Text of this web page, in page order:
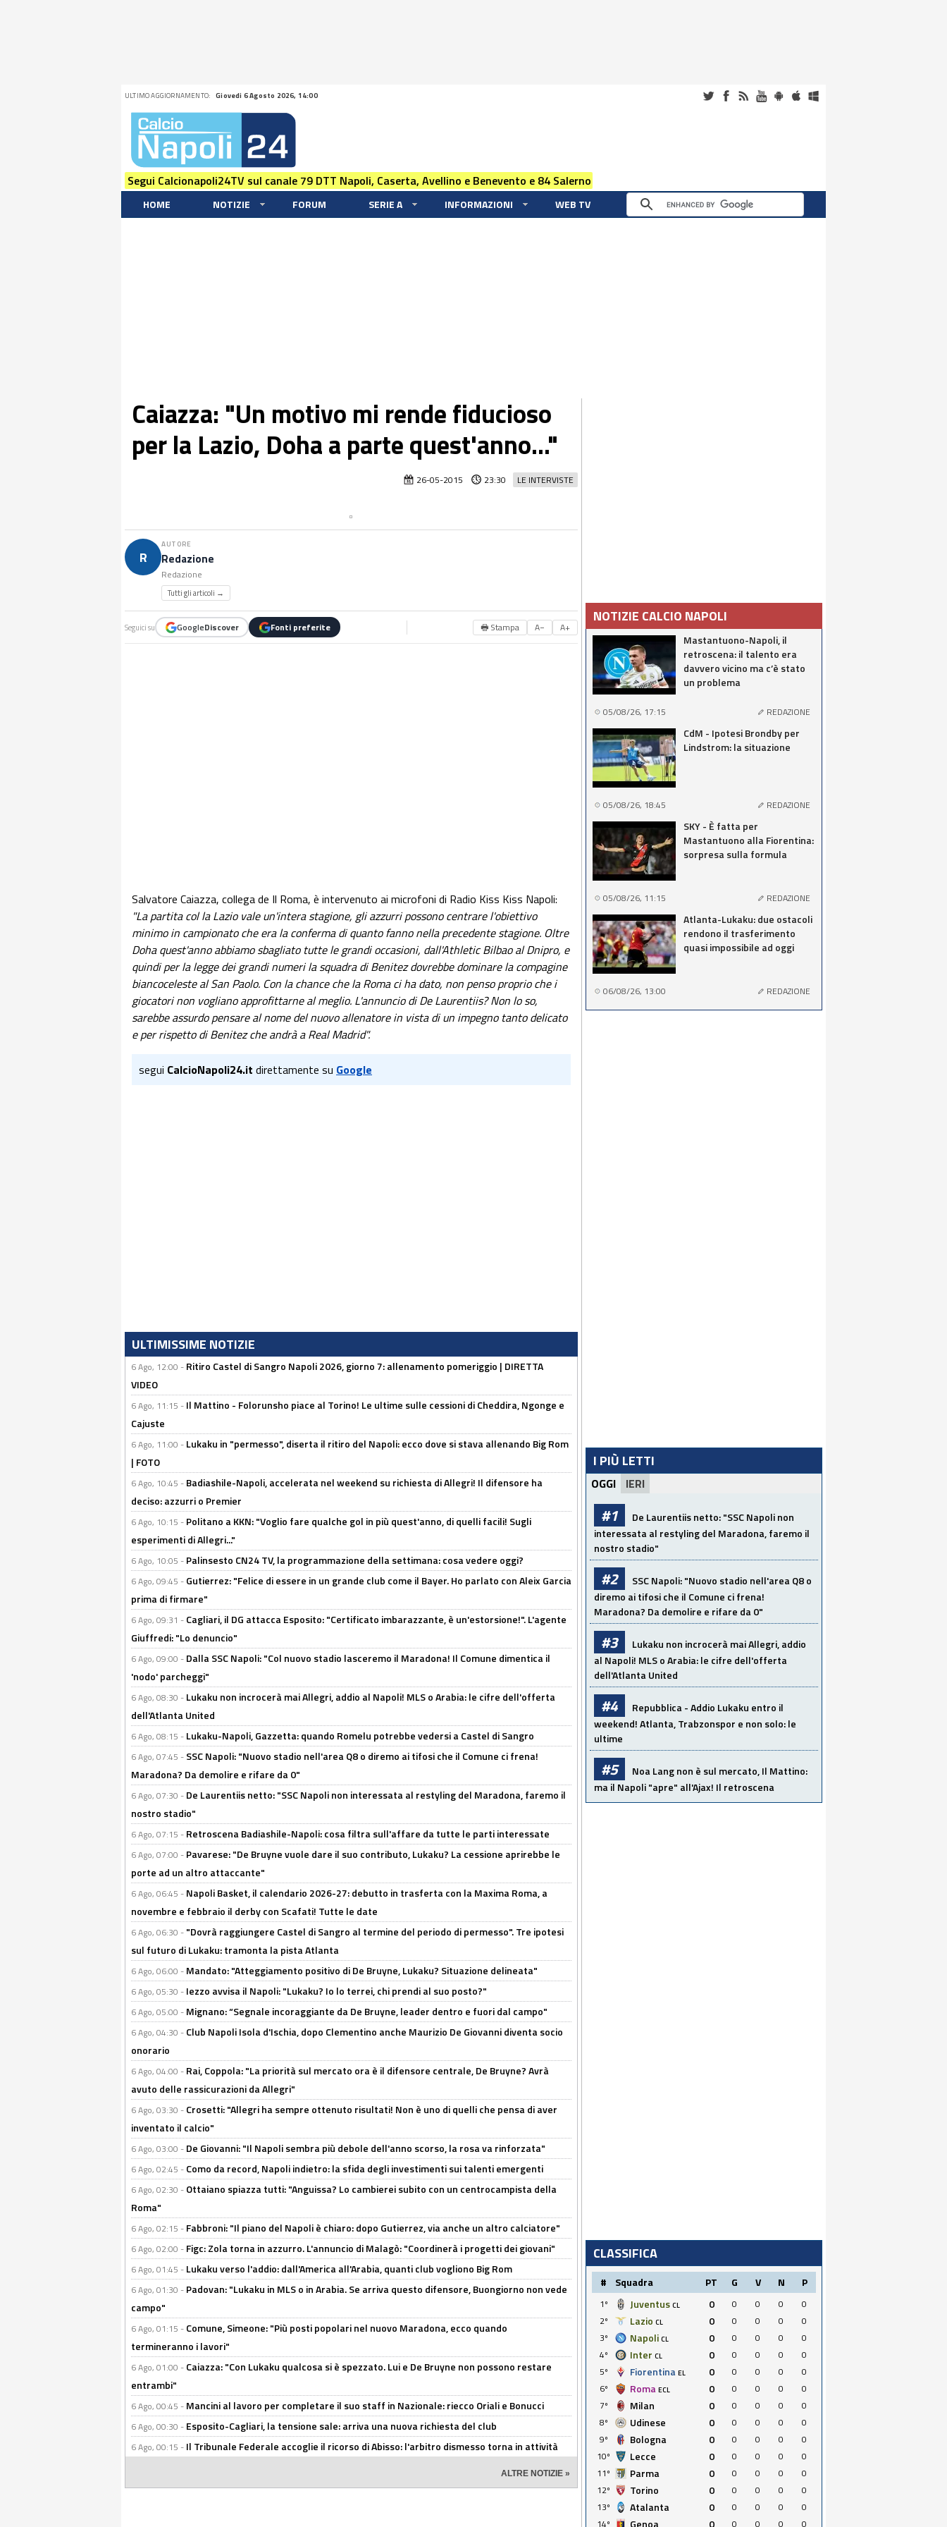
ULTIMO AGGIORNAMENTO: Giovedi 6 Agosto 2026, 14:00
Segui Calcionapoli24TV sul canale 79 DTT Napoli, Caserta, Avellino e Benevento e 84 Salerno
HOME NOTIZIE FORUM SERIE A INFORMAZIONI WEB TV
Caiazza: "Un motivo mi rende fiducioso
per la Lazio, Doha a parte quest'anno..."
LE INTERVISTE
26-05-2015 23:30
R
AUTORE
Redazione
Redazione
Tutti gli articoli →
Seguici su GoogleDiscover Fonti preferite 🖶 Stampa A− A+
Salvatore Caiazza, collega de Il Roma, è intervenuto ai microfoni di Radio Kiss Kiss Napoli:
"La partita col la Lazio vale un'intera stagione, gli azzurri possono centrare l'obiettivo
minimo in campionato che era la conferma di quanto fanno nella precedente stagione. Oltre
Doha quest'anno abbiamo sbagliato tutte le grandi occasioni, dall'Athletic Bilbao al Dnipro, e
quindi per la legge dei grandi numeri la squadra di Benitez dovrebbe dominare la compagine
biancoceleste al San Paolo. Con la chance che la Roma ci ha dato, non penso proprio che i
giocatori non vogliano approfittarne al meglio. L'annuncio di De Laurentiis? Non lo so,
sarebbe assurdo pensare al nome del nuovo allenatore in vista di un impegno tanto delicato
e per rispetto di Benitez che andrà a Real Madrid".
segui CalcioNapoli24.it direttamente su Google
ULTIMISSIME NOTIZIE
6 Ago, 12:00 - Ritiro Castel di Sangro Napoli 2026, giorno 7: allenamento pomeriggio | DIRETTA
VIDEO
6 Ago, 11:15 - Il Mattino - Folorunsho piace al Torino! Le ultime sulle cessioni di Cheddira, Ngonge e
Cajuste
6 Ago, 11:00 - Lukaku in "permesso", diserta il ritiro del Napoli: ecco dove si stava allenando Big Rom
| FOTO
6 Ago, 10:45 - Badiashile-Napoli, accelerata nel weekend su richiesta di Allegri! Il difensore ha
deciso: azzurri o Premier
6 Ago, 10:15 - Politano a KKN: "Voglio fare qualche gol in più quest'anno, di quelli facili! Sugli
esperimenti di Allegri..."
6 Ago, 10:05 - Palinsesto CN24 TV, la programmazione della settimana: cosa vedere oggi?
6 Ago, 09:45 - Gutierrez: "Felice di essere in un grande club come il Bayer. Ho parlato con Aleix Garcia
prima di firmare"
6 Ago, 09:31 - Cagliari, il DG attacca Esposito: "Certificato imbarazzante, è un'estorsione!". L'agente
Giuffredi: "Lo denuncio"
6 Ago, 09:00 - Dalla SSC Napoli: "Col nuovo stadio lasceremo il Maradona! Il Comune dimentica il
'nodo' parcheggi"
6 Ago, 08:30 - Lukaku non incrocerà mai Allegri, addio al Napoli! MLS o Arabia: le cifre dell'offerta
dell'Atlanta United
6 Ago, 08:15 - Lukaku-Napoli, Gazzetta: quando Romelu potrebbe vedersi a Castel di Sangro
6 Ago, 07:45 - SSC Napoli: "Nuovo stadio nell'area Q8 o diremo ai tifosi che il Comune ci frena!
Maradona? Da demolire e rifare da 0"
6 Ago, 07:30 - De Laurentiis netto: "SSC Napoli non interessata al restyling del Maradona, faremo il
nostro stadio"
6 Ago, 07:15 - Retroscena Badiashile-Napoli: cosa filtra sull'affare da tutte le parti interessate
6 Ago, 07:00 - Pavarese: "De Bruyne vuole dare il suo contributo, Lukaku? La cessione aprirebbe le
porte ad un altro attaccante"
6 Ago, 06:45 - Napoli Basket, il calendario 2026-27: debutto in trasferta con la Maxima Roma, a
novembre e febbraio il derby con Scafati! Tutte le date
6 Ago, 06:30 - "Dovrà raggiungere Castel di Sangro al termine del periodo di permesso". Tre ipotesi
sul futuro di Lukaku: tramonta la pista Atlanta
6 Ago, 06:00 - Mandato: "Atteggiamento positivo di De Bruyne, Lukaku? Situazione delineata"
6 Ago, 05:30 - Iezzo avvisa il Napoli: "Lukaku? Io lo terrei, chi prendi al suo posto?"
6 Ago, 05:00 - Mignano: “Segnale incoraggiante da De Bruyne, leader dentro e fuori dal campo"
6 Ago, 04:30 - Club Napoli Isola d'Ischia, dopo Clementino anche Maurizio De Giovanni diventa socio
onorario
6 Ago, 04:00 - Rai, Coppola: "La priorità sul mercato ora è il difensore centrale, De Bruyne? Avrà
avuto delle rassicurazioni da Allegri"
6 Ago, 03:30 - Crosetti: "Allegri ha sempre ottenuto risultati! Non è uno di quelli che pensa di aver
inventato il calcio"
6 Ago, 03:00 - De Giovanni: "Il Napoli sembra più debole dell'anno scorso, la rosa va rinforzata"
6 Ago, 02:45 - Como da record, Napoli indietro: la sfida degli investimenti sui talenti emergenti
6 Ago, 02:30 - Ottaiano spiazza tutti: "Anguissa? Lo cambierei subito con un centrocampista della
Roma"
6 Ago, 02:15 - Fabbroni: "Il piano del Napoli è chiaro: dopo Gutierrez, via anche un altro calciatore"
6 Ago, 02:00 - Figc: Zola torna in azzurro. L'annuncio di Malagò: "Coordinerà i progetti dei giovani"
6 Ago, 01:45 - Lukaku verso l'addio: dall'America all'Arabia, quanti club vogliono Big Rom
6 Ago, 01:30 - Padovan: "Lukaku in MLS o in Arabia. Se arriva questo difensore, Buongiorno non vede
campo"
6 Ago, 01:15 - Comune, Simeone: "Più posti popolari nel nuovo Maradona, ecco quando
termineranno i lavori"
6 Ago, 01:00 - Caiazza: "Con Lukaku qualcosa si è spezzato. Lui e De Bruyne non possono restare
entrambi"
6 Ago, 00:45 - Mancini al lavoro per completare il suo staff in Nazionale: riecco Oriali e Bonucci
6 Ago, 00:30 - Esposito-Cagliari, la tensione sale: arriva una nuova richiesta del club
6 Ago, 00:15 - Il Tribunale Federale accoglie il ricorso di Abisso: l'arbitro dismesso torna in attività
ALTRE NOTIZIE »
NOTIZIE CALCIO NAPOLI
Mastantuono-Napoli, il
retroscena: il talento era
davvero vicino ma c’è stato
un problema
05/08/26, 17:15 REDAZIONE
CdM - Ipotesi Brondby per
Lindstrom: la situazione
05/08/26, 18:45 REDAZIONE
SKY - È fatta per
Mastantuono alla Fiorentina:
sorpresa sulla formula
05/08/26, 11:15 REDAZIONE
Atlanta-Lukaku: due ostacoli
rendono il trasferimento
quasi impossibile ad oggi
06/08/26, 13:00 REDAZIONE
I PIÙ LETTI
OGGI IERI
#1
De Laurentiis netto: "SSC Napoli non
interessata al restyling del Maradona, faremo il
nostro stadio"
#2
SSC Napoli: "Nuovo stadio nell'area Q8 o
diremo ai tifosi che il Comune ci frena!
Maradona? Da demolire e rifare da 0"
#3
Lukaku non incrocerà mai Allegri, addio
al Napoli! MLS o Arabia: le cifre dell'offerta
dell'Atlanta United
#4
Repubblica - Addio Lukaku entro il
weekend! Atlanta, Trabzonspor e non solo: le
ultime
#5
Noa Lang non è sul mercato, Il Mattino:
ma il Napoli "apre" all'Ajax! Il retroscena
CLASSIFICA
# Squadra PT G V N P
1º Juventus CL 0 0 0 0
0
2º
Lazio CL 0 0 0 0
0
3º
Napoli CL 0 0 0 0
0
4º
Inter CL 0 0 0 0
0
5º
Fiorentina EL 0 0 0 0
0
6º
Roma ECL 0 0 0 0
0
7º
Milan 0 0 0 0
0
8º
Udinese 0 0 0 0
0
9º
Bologna 0 0 0 0
0
10º
Lecce 0 0 0 0
0
11º
Parma 0 0 0 0
0
12º
Torino 0 0 0 0
0
13º
Atalanta 0 0 0 0
0
14º
Genoa 0 0 0 0 0